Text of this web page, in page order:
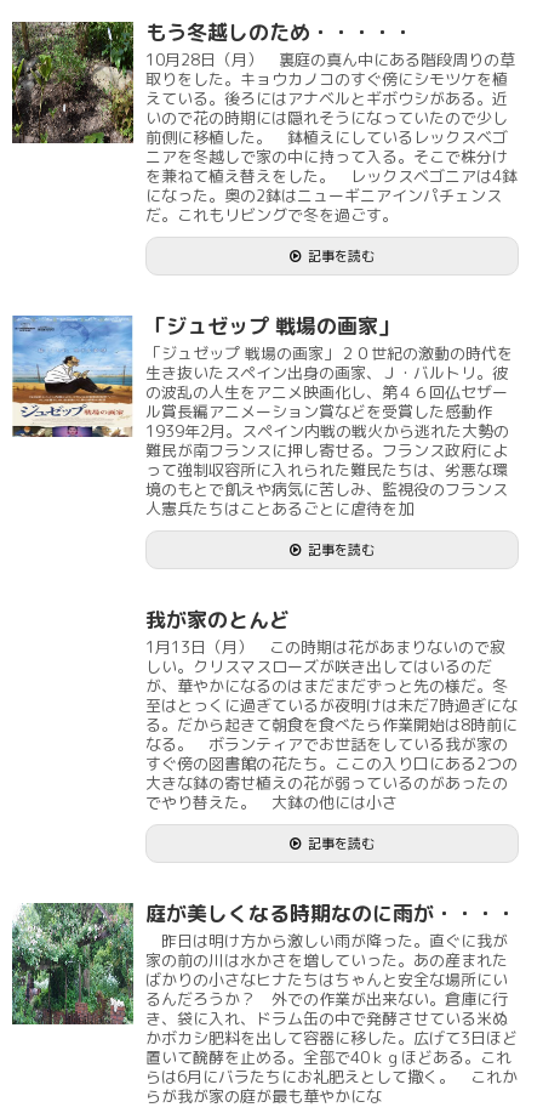
もう冬越しのため・・・・・
10月28日（月） 裏庭の真ん中にある階段周りの草
取りをした。キョウカノコのすぐ傍にシモツケを植
えている。後ろにはアナベルとギボウシがある。近
いので花の時期には隠れそうになっていたので少し
前側に移植した。 鉢植えにしているレックスベゴ
ニアを冬越しで家の中に持って入る。そこで株分け
を兼ねて植え替えをした。 レックスベゴニアは4鉢
になった。奥の2鉢はニューギニアインパチェンス
だ。これもリビングで冬を過ごす。
記事を読む
「ジュゼップ 戦場の画家」
「ジュゼップ 戦場の画家」２０世紀の激動の時代を
生き抜いたスペイン出身の画家、Ｊ・バルトリ。彼
の波乱の人生をアニメ映画化し、第４６回仏セザー
ル賞長編アニメーション賞などを受賞した感動作
1939年2月。スペイン内戦の戦火から逃れた大勢の
難民が南フランスに押し寄せる。フランス政府によ
って強制収容所に入れられた難民たちは、劣悪な環
境のもとで飢えや病気に苦しみ、監視役のフランス
人憲兵たちはことあるごとに虐待を加
記事を読む
我が家のとんど
1月13日（月） この時期は花があまりないので寂
しい。クリスマスローズが咲き出してはいるのだ
が、華やかになるのはまだまだずっと先の様だ。冬
至はとっくに過ぎているが夜明けは未だ7時過ぎにな
る。だから起きて朝食を食べたら作業開始は8時前に
なる。 ボランティアでお世話をしている我が家の
すぐ傍の図書館の花たち。ここの入り口にある2つの
大きな鉢の寄せ植えの花が弱っているのがあったの
でやり替えた。 大鉢の他には小さ
記事を読む
庭が美しくなる時期なのに雨が・・・・
昨日は明け方から激しい雨が降った。直ぐに我が
家の前の川は水かさを増していった。あの産まれた
ばかりの小さなヒナたちはちゃんと安全な場所にい
るんだろうか？ 外での作業が出来ない。倉庫に行
き、袋に入れ、ドラム缶の中で発酵させている米ぬ
かボカシ肥料を出して容器に移した。広げて3日ほど
置いて醗酵を止める。全部で40ｋｇほどある。これ
らは6月にバラたちにお礼肥えとして撒く。 これか
らが我が家の庭が最も華やかにな